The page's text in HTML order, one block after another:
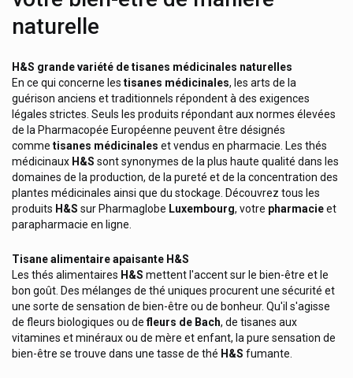
naturelle
H&S grande variété de tisanes médicinales naturelles
En ce qui concerne les tisanes médicinales, les arts de la
guérison anciens et traditionnels répondent à des exigences
légales strictes. Seuls les produits répondant aux normes élevées
de la Pharmacopée Européenne peuvent être désignés
comme tisanes médicinales et vendus en pharmacie. Les thés
médicinaux H&S sont synonymes de la plus haute qualité dans les
domaines de la production, de la pureté et de la concentration des
plantes médicinales ainsi que du stockage. Découvrez tous les
produits H&S sur Pharmaglobe Luxembourg, votre pharmacieet
parapharmacie en ligne.
Tisane alimentaire apaisante H&S
Les thés alimentaires H&S mettent l'accent sur le bien-être et le
bon goût. Des mélanges de thé uniques procurent une sécurité et
une sorte de sensation de bien-être ou de bonheur. Qu'il s'agisse
de fleurs biologiques ou defleurs de Bach, de tisanes aux
vitamines et minéraux ou de mère et enfant, la pure sensation de
bien-être se trouve dans une tasse de thé H&S fumante.
Fillmed Laboratoires
Filorga
Fisamed
Fittydent
Fixodent
Flen Health Flen Pharma
Fluocaril Cosmétique Dentifrices Bi-Fluorée
Fonscare
Forêt Huile À L'arnica
Forsee Line
Forté Pharma
Fortimel Nutricia